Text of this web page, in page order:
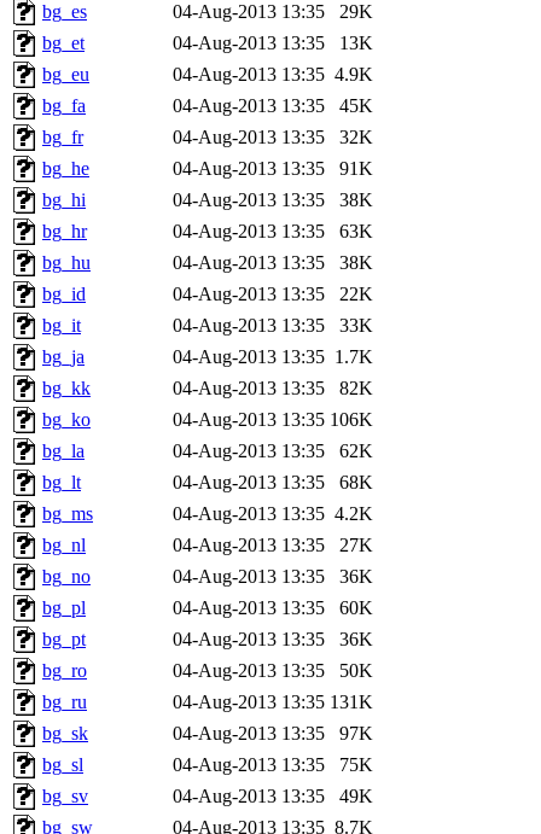
bg_es
04-Aug-2013 13:35
29K
bg_et
04-Aug-2013 13:35
13K
bg_eu
04-Aug-2013 13:35 4.9K
bg_fa
04-Aug-2013 13:35
45K
bg_fr
04-Aug-2013 13:35
32K
bg_he
04-Aug-2013 13:35
91K
bg_hi
04-Aug-2013 13:35
38K
bg_hr
04-Aug-2013 13:35
63K
bg_hu
04-Aug-2013 13:35
38K
bg_id
04-Aug-2013 13:35
22K
bg_it
04-Aug-2013 13:35
33K
bg_ja
04-Aug-2013 13:35 1.7K
bg_kk
04-Aug-2013 13:35
82K
bg_ko
04-Aug-2013 13:35 106K
bg_la
04-Aug-2013 13:35
62K
bg_lt
04-Aug-2013 13:35
68K
bg_ms
04-Aug-2013 13:35 4.2K
bg_nl
04-Aug-2013 13:35
27K
bg_no
04-Aug-2013 13:35
36K
bg_pl
04-Aug-2013 13:35
60K
bg_pt
04-Aug-2013 13:35
36K
bg_ro
04-Aug-2013 13:35
50K
bg_ru
04-Aug-2013 13:35 131K
bg_sk
04-Aug-2013 13:35
97K
bg_sl
04-Aug-2013 13:35
75K
bg_sv
04-Aug-2013 13:35
49K
bg_sw
04-Aug-2013 13:35 8.7K